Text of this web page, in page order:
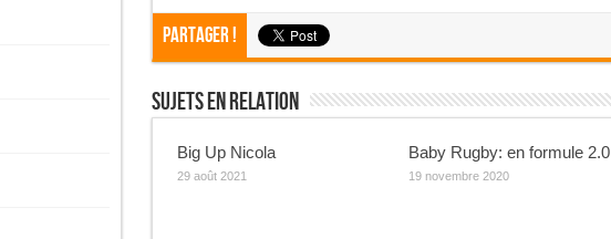
Partager !
Sujets En Relation
Big Up Nicola
29 août 2021
Baby Rugby: en formule 2.0
19 novembre 2020